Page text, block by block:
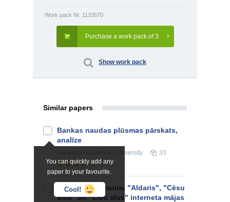
Work pack Nr. 1133570
Purchase a work pack of 3
Show work pack
Similar papers
You can quickly add any
paper to your favourite.
Cool!
Bankas naudas plūsmas pārskats,
analīze
for university 33
Latvijas uzņēmumu "Aldaris", "Cēsu
alus" un "Līvu alus" interneta mājas